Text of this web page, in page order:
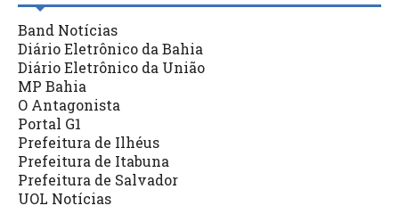
Band Notícias
Diário Eletrônico da Bahia
Diário Eletrônico da União
MP Bahia
O Antagonista
Portal G1
Prefeitura de Ilhéus
Prefeitura de Itabuna
Prefeitura de Salvador
UOL Notícias